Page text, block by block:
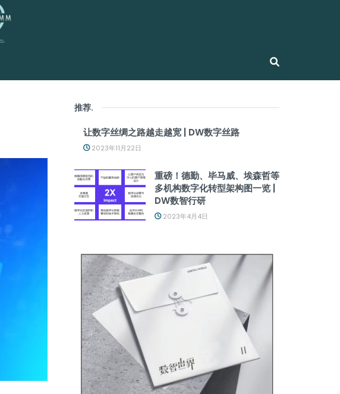
推荐.
让数字丝绸之路越走越宽 | DW数字丝路
2023年11月22日
重磅！德勤、毕马威、埃森哲等
多机构数字化转型架构图一览 |
DW数智行研
2023年4月4日